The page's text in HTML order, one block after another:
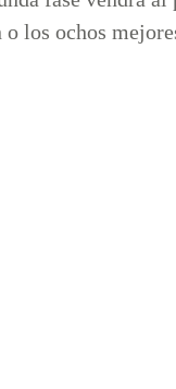
o los ochos